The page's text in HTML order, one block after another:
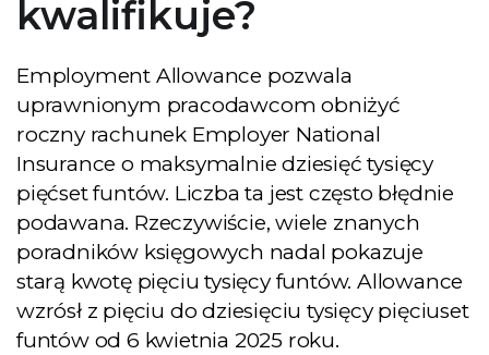
kwalifikuje?
Employment Allowance pozwala
uprawnionym pracodawcom obniżyć
roczny rachunek Employer National
Insurance o maksymalnie dziesięć tysięcy
pięćset funtów. Liczba ta jest często błędnie
podawana. Rzeczywiście, wiele znanych
poradników księgowych nadal pokazuje
starą kwotę pięciu tysięcy funtów. Allowance
wzrósł z pięciu do dziesięciu tysięcy pięciuset
funtów od 6 kwietnia 2025 roku.